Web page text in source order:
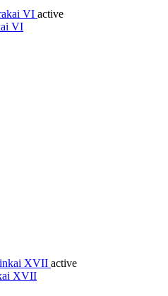
active
VI
active
XVII